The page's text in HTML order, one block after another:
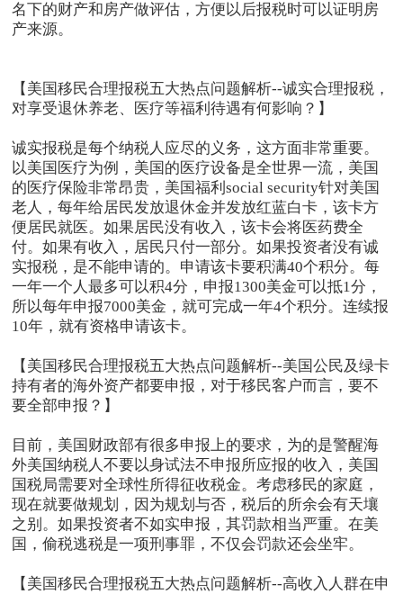
名下的财产和房产做评估，方便以后报税时可以证明房
产来源。
【美国移民合理报税五大热点问题解析--诚实合理报税，
对享受退休养老、医疗等福利待遇有何影响？】
诚实报税是每个纳税人应尽的义务，这方面非常重要。
以美国医疗为例，美国的医疗设备是全世界一流，美国
的医疗保险非常昂贵，美国福利social security针对美国
老人，每年给居民发放退休金并发放红蓝白卡，该卡方
便居民就医。如果居民没有收入，该卡会将医药费全
付。如果有收入，居民只付一部分。如果投资者没有诚
实报税，是不能申请的。申请该卡要积满40个积分。每
一年一个人最多可以积4分，申报1300美金可以抵1分，
所以每年申报7000美金，就可完成一年4个积分。连续报
10年，就有资格申请该卡。
【美国移民合理报税五大热点问题解析--美国公民及绿卡
持有者的海外资产都要申报，对于移民客户而言，要不
要全部申报？】
目前，美国财政部有很多申报上的要求，为的是警醒海
外美国纳税人不要以身试法不申报所应报的收入，美国
国税局需要对全球性所得征收税金。考虑移民的家庭，
现在就要做规划，因为规划与否，税后的所余会有天壤
之别。如果投资者不如实申报，其罚款相当严重。在美
国，偷税逃税是一项刑事罪，不仅会罚款还会坐牢。
【美国移民合理报税五大热点问题解析--高收入人群在申